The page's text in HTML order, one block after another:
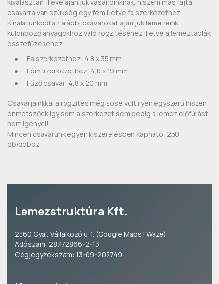
kiválasztani illeve ajánljuk vásárlóinknak, hiszem más fajta
csavarra van szükség egy fém illetve fa szerkezethez.
Kínálatunkból az alábbi csavarokat ajánljuk lemezeink
különböző anyagokhoz való rögzítéséhez illetve a lemeztáblák
összefűzéséhez:
Fa szerkezethez: 4,8 x 35 mm
Fém szerkezethez: 4,8 x 19 mm
Fűző csavar: 4,8 x 20 mm
Csavarjainkkal a rögzítés még sose volt ilyen egyszerű hiszen
önmetszőek így sem a szerkezet sem pedig a lemez előfúrást
nem igényel!
Minden csavarunk egyen kiszerelésben kapható: 250
db/doboz
Lemezstruktúra Kft.
2360 Gyál, Vállalkozó u. 1. (Google Maps | Waze)
Adószám: 28772866-2-13
Cégjegyzékszám: 13-09-207749